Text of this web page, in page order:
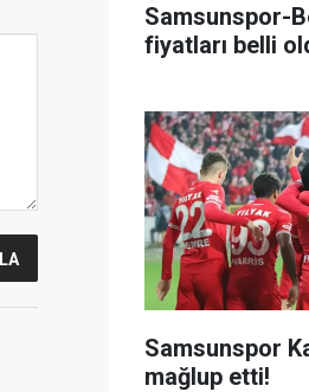
Samsunspor-
fiyatları belli
Samsunspor
mağlup etti!